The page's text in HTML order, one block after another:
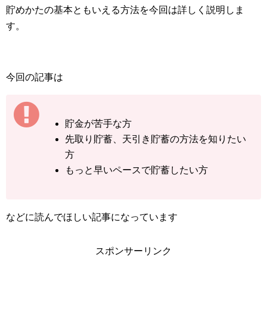
貯めかたの基本ともいえる方法を今回は詳しく説明しま
す。
今回の記事は
貯金が苦手な方
先取り貯蓄、天引き貯蓄の方法を知りたい
方
もっと早いペースで貯蓄したい方
などに読んでほしい記事になっています
スポンサーリンク